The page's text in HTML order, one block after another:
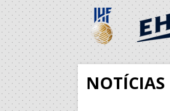
30-AGO-2026
14:00 138
15:00 136
5-SET-2026
NOTÍCIAS